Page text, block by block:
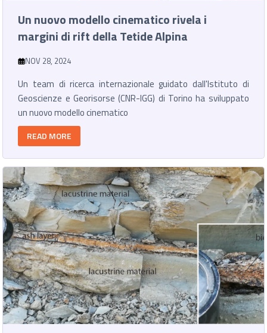
Un nuovo modello cinematico rivela i
margini di rift della Tetide Alpina
NOV 28, 2024
Un team di ricerca internazionale guidato dall'Istituto di
Geoscienze e Georisorse (CNR-IGG) di Torino ha sviluppato
un nuovo modello cinematico
READ MORE